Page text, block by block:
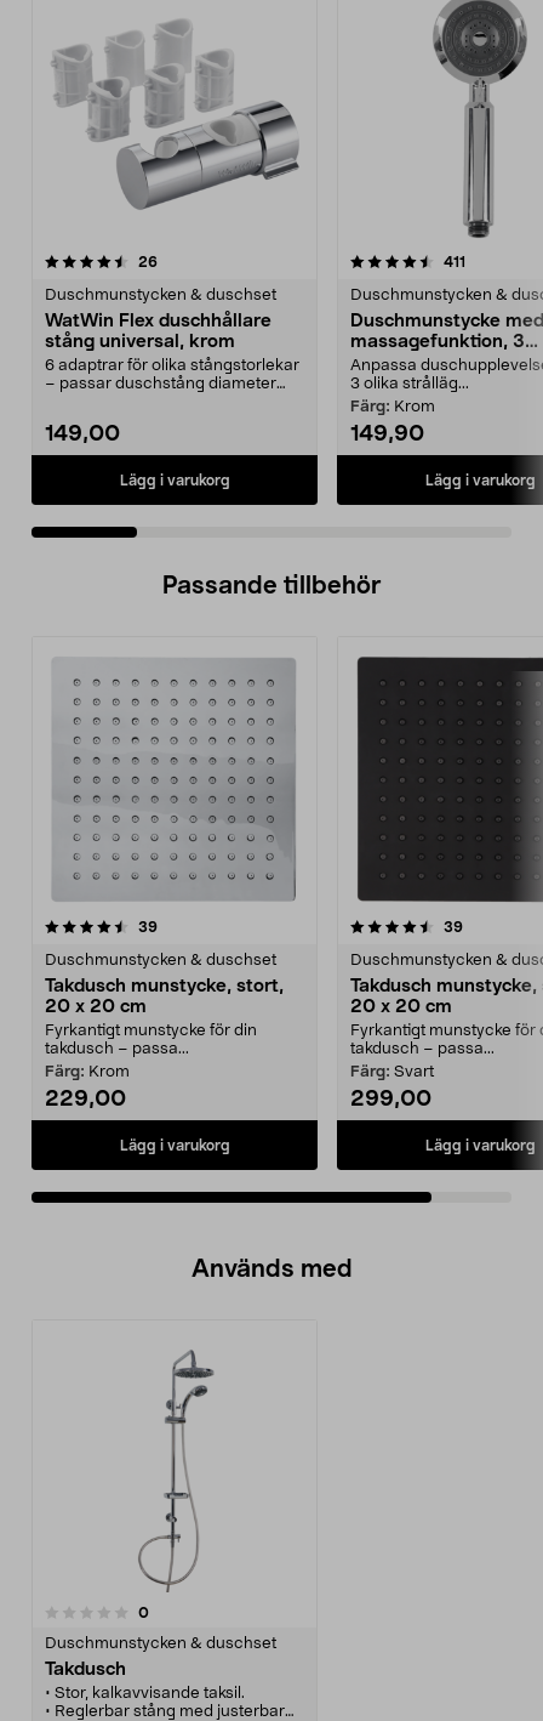
26recensioner
Duschmunstycken & duschset
WatWin Flex duschhållare
stång universal, krom
6 adaptrar för olika stångstorlekar
– passar duschstång diameter
149,00
Lägg i varukorg
4.5 av 5 stjärnor 411
Duschmunstycken &
Duschmunstycke med
massagefunktion, 3
strållägen
Anpassa
3 olika strålläg...
Färg: Krom
149,90
Lägg i varukorg
4.5 av 5 stjärnor
Passande tillbehör
39recensioner
Duschmunstycken & duschset
Takdusch munstycke, stort,
20 x 20 cm
Fyrkantigt munstycke för din
takdusch – passa...
Färg: Krom
229,00
Lägg i varukorg
4.5av 5 stjärnor 39recensioner
Duschmunstycken &
Takdusch
20 x 20 cm
Fyrkantigt munstycke för
takdusch – passa...
Färg: Svart
299,00
Lägg i varukorg
Används med
0recensioner
Duschmunstycken & duschset
Takdusch
• Stor, kalkavvisande taksil.
• Reglerbar stång med justerbar